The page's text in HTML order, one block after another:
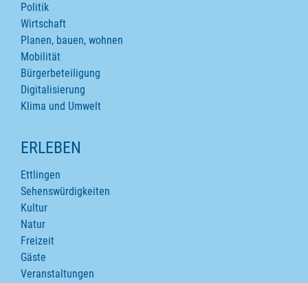
Politik
Wirtschaft
Planen, bauen, wohnen
Mobilität
Bürgerbeteiligung
Digitalisierung
Klima und Umwelt
ERLEBEN
Ettlingen
Sehenswürdigkeiten
Kultur
Natur
Freizeit
Gäste
Veranstaltungen